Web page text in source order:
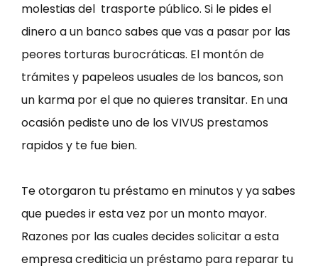
molestias del trasporte público. Si le pides el
dinero a un banco sabes que vas a pasar por las
peores torturas burocráticas. El montón de
trámites y papeleos usuales de los bancos, son
un karma por el que no quieres transitar. En una
ocasión pediste uno de los VIVUS prestamos
rapidos y te fue bien.
Te otorgaron tu préstamo en minutos y ya sabes
que puedes ir esta vez por un monto mayor.
Razones por las cuales decides solicitar a esta
empresa crediticia un préstamo para reparar tu